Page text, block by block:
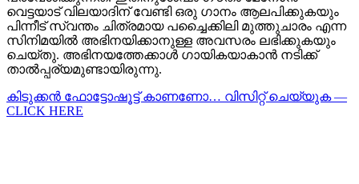
വെട്ടയാട് വിലയാദിന് വേണ്ടി ഒരു ഗാനം ആലപിക്കുകയും
പിന്നീട് സ്വന്തം ചിത്രമായ പച്ചൈക്കിലി മുത്തുചാരം എന്ന
സിനിമയിൽ അഭിനയിക്കാനുള്ള അവസരം ലഭിക്കുകയും
ചെയ്തു. അഭിനയത്തേക്കാൾ ഗായികയാകാൻ നടിക്ക്
താൽപ്പര്യമുണ്ടായിരുന്നു.
കിടുക്കന്‍ ഫോട്ടോഷൂട്ട്‌ കാണണോ… വിസിറ്റ് ചെയ്യുക —
CLICK HERE